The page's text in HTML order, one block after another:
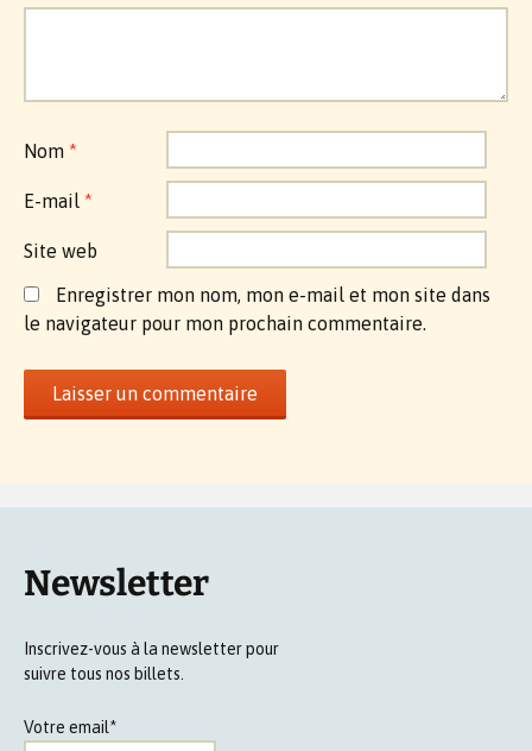
Nom *
E-mail *
Site web
Enregistrer mon nom, mon e-mail et mon site dans
le navigateur pour mon prochain commentaire.
Newsletter
Inscrivez-vous à la newsletter pour
suivre tous nos billets.
Votre email*